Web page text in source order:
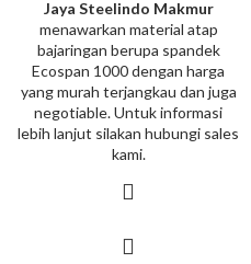
Jaya Steelindo Makmur
menawarkan material atap
bajaringan berupa spandek
Ecospan 1000 dengan harga
yang murah terjangkau dan juga
negotiable. Untuk informasi
lebih lanjut silakan hubungi sales
kami.